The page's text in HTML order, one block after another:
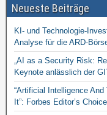
Neueste Beiträge
KI- und Technologie-
Analyse für die ARD-
„AI as a Security Risk:
Keynote anlässlich der
“Artificial Intelligence
It”: Forbes Editor’s